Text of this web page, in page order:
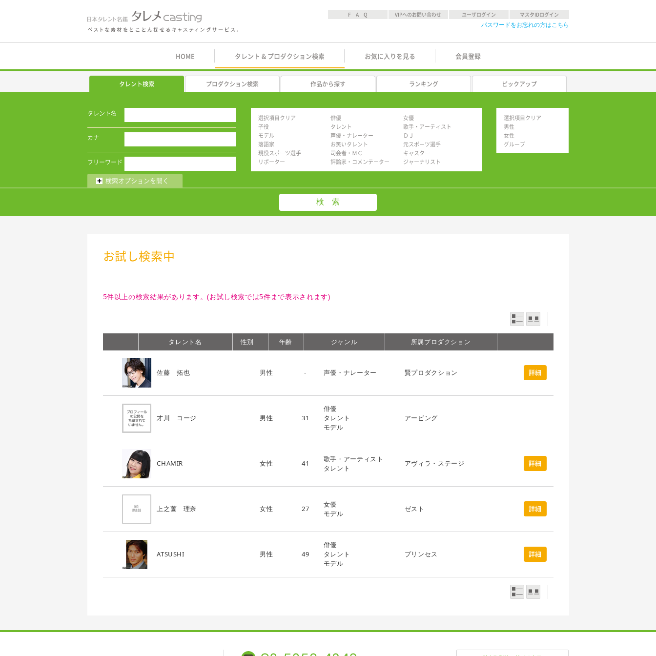
F A Q VIPへのお問い合わせ ユーザログイン マスタIDログイン
パスワードをお忘れの方はこちら
HOME タレント & プロダクション検索 お気に入りを見る 会員登録
タレント検索 プロダクション検索 作品から探す ランキング ピックアップ
タレント名
カナ
フリーワード
選択項目クリア 俳優
女優
子役
タレント
歌手・アーティスト
モデル
声優・ナレーター
ＤＪ
落語家
お笑いタレント
元スポーツ選手
現役スポーツ選手
司会者・ＭＣ
キャスター
リポーター
評論家・コメンテーター ジャーナリスト
選択項目クリア
男性
女性
グループ
検索オプションを開く
お試し検索中
5件以上の検索結果があります。(お試し検索では5件まで表示されます)
一覧表示写真表示
タレント名 性別 年齢 ジャンル 所属プロダクション
佐藤 拓也 男性 - 声優・ナレーター 賢プロダクション 詳細
才川 コージ 男性 31
俳優
タレント
モデル
アービング
CHAMIR 女性 41
歌手・アーティスト
タレント
アヴィラ・ステージ 詳細
上之薗 理奈 女性 27
女優
モデル
ゼスト 詳細
ATSUSHI 男性 49
俳優
タレント
モデル
プリンセス 詳細
一覧表示写真表示